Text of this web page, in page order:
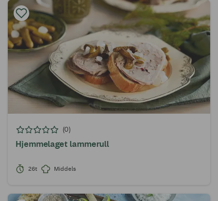
(0)
Hjemmelaget lammerull
26t Middels